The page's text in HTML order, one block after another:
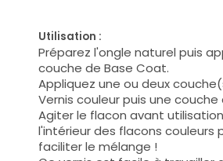
Utilisation :
Préparez l'ongle naturel puis
couche de Base Coat.
Appliquez une ou deux
Vernis couleur puis une
Agiter le flacon avant
l'intérieur des flacons couleurs
faciliter le mélange !